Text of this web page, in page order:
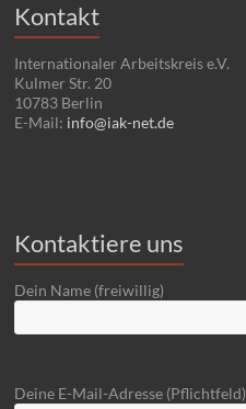
Kontakt
Internationaler Arbeitskreis e.V.
Kulmer Str. 20
10783 Berlin
E-Mail: info@iak-net.de
Kontaktiere uns
Dein Name (freiwillig)
Deine E-Mail-Adresse (Pflichtfeld)